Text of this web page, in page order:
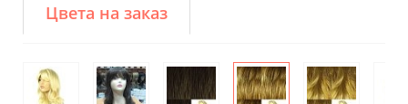
Цвета на заказ